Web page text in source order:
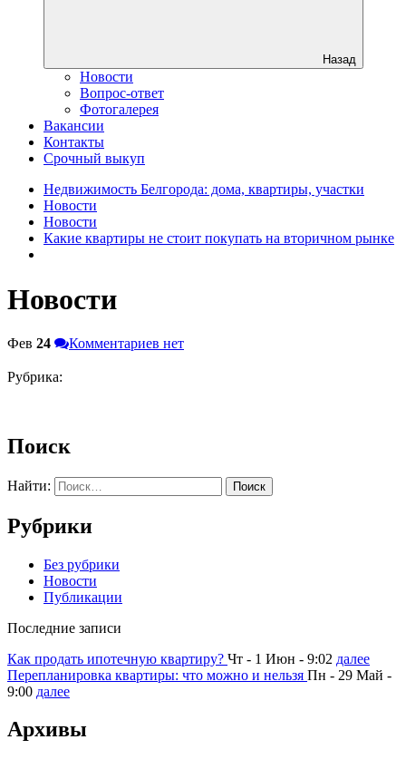
Назад
Новости
Вопрос-ответ
Фотогалерея
Вакансии
Контакты
Срочный выкуп
Недвижимость Белгорода: дома, квартиры, участки
Новости
Новости
Какие квартиры не стоит покупать на вторичном рынке
Новости
Фев 24 Комментариев нет
Рубрика:
Поиск
Найти:
Рубрики
Без рубрики
Новости
Публикации
Последние записи
Как продать ипотечную квартиру? Чт - 1 Июн - 9:02 далее
Перепланировка квартиры: что можно и нельзя Пн - 29 Май -
9:00 далее
Архивы